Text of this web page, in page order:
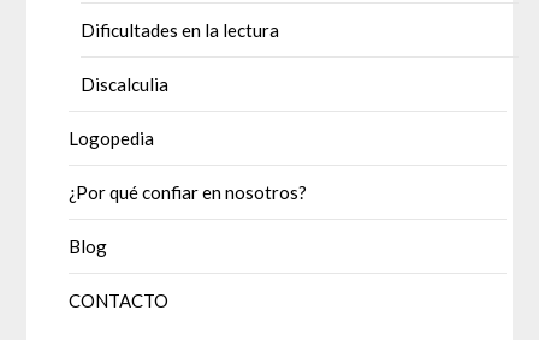
Dificultades en la lectura
Discalculia
Logopedia
¿Por qué confiar en nosotros?
Blog
CONTACTO